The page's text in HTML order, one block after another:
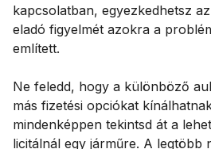
kapcsolatban, egyezkedhetsz
eladó figyelmét azokra a
említett.
Ne feledd, hogy a különböző
más fizetési opciókat
mindenképpen tekintsd át a
licitálnál egy járműre. A legtöbb